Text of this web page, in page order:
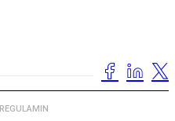
REGULAMIN